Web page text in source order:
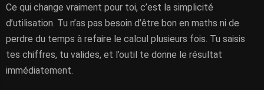
Ce qui change vraiment pour toi, c’est la simplicité
d’utilisation. Tu n’as pas besoin d’être bon en maths ni de
perdre du temps à refaire le calcul plusieurs fois. Tu saisis
tes chiffres, tu valides, et l’outil te donne le résultat
immédiatement.